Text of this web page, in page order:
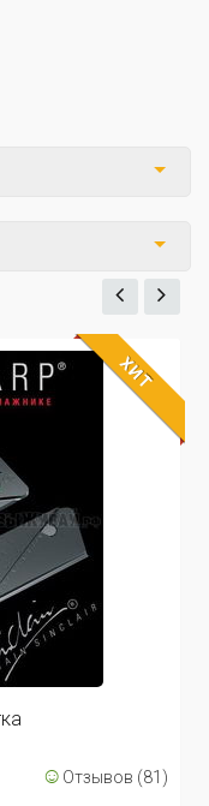
ХИТ
Отзывов (81)